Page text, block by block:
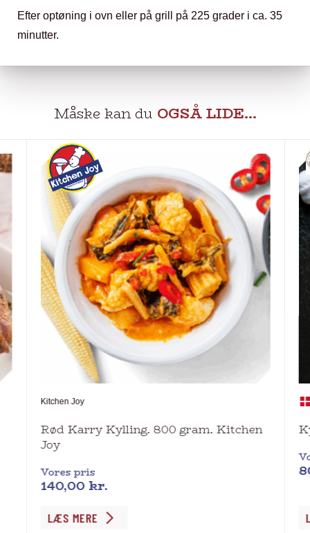
Efter optøning i ovn eller på grill på 225 grader i ca. 35
minutter.
Måske kan du OGSÅ LIDE…
Kitchen Joy
Rød Karry Kylling. 800 gram. Kitchen
Joy
Vores pris
140,00kr.
LÆS MERE